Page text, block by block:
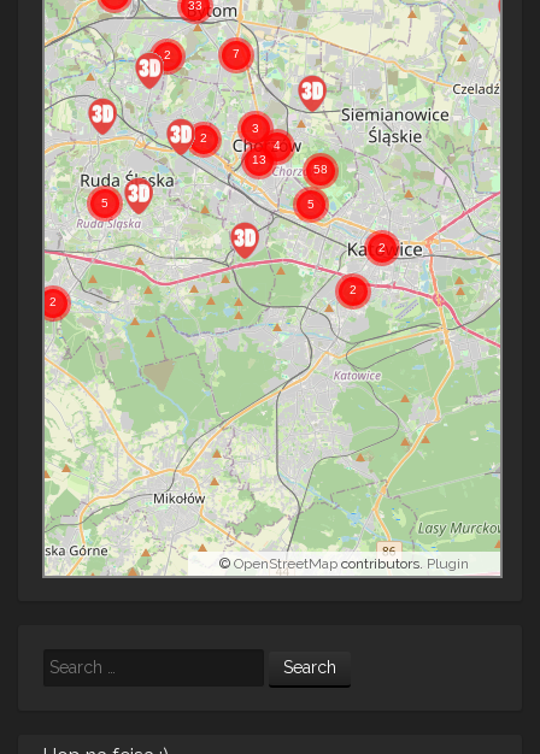
© OpenStreetMap contributors. Plugin
Search